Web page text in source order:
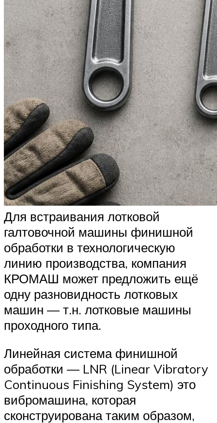
Для встраивания лотковой
галтовочной машины финишной
обработки в технологическую
линию производства, компания
КРОМАШ может предложить ещё
одну разновидность лотковых
машин — т.н. лотковые машины
проходного типа.
Линейная система финишной
обработки — LNR (Linear Vibratory
Continuous Finishing System) это
вибромашина, которая
сконструирована таким образом,